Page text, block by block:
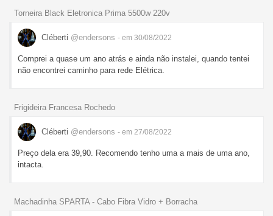
Torneira Black Eletronica Prima 5500w 220v
Cléberti @endersons - em 30/08/2022
Comprei a quase um ano atrás e ainda não instalei, quando tentei
não encontrei caminho para rede Elétrica.
Frigideira Francesa Rochedo
Cléberti @endersons - em 27/08/2022
Preço dela era 39,90. Recomendo tenho uma a mais de uma ano,
intacta.
Machadinha SPARTA - Cabo Fibra Vidro + Borracha